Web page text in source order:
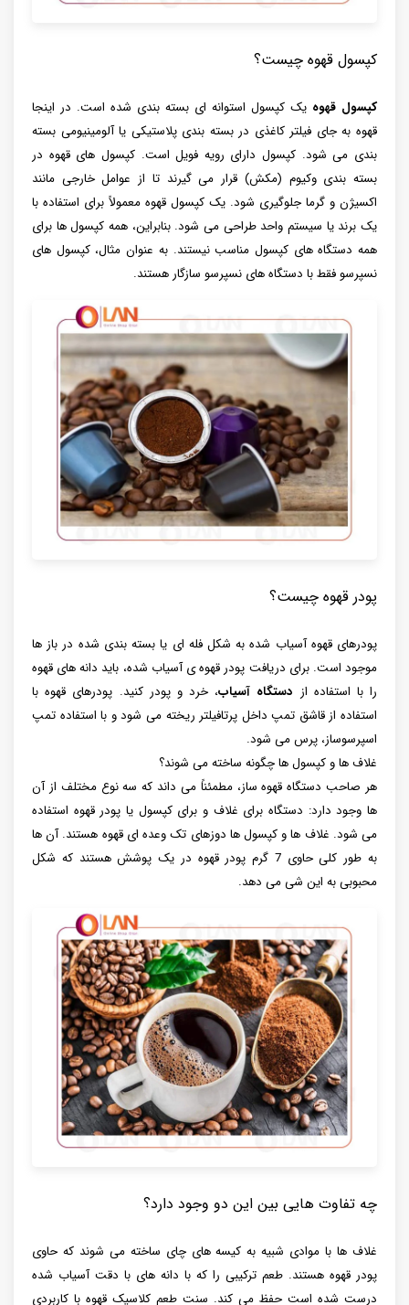
کپسول قهوه چیست؟
کپسول قهوه یک کپسول استوانه ای بسته بندی شده است. در اینجا
قهوه به جای فیلتر کاغذی در بسته بندی پلاستیکی یا آلومینیومی بسته
بندی می شود. کپسول دارای رویه فویل است. کپسول های قهوه در
بسته بندی وکیوم (مکش) قرار می گیرند تا از عوامل خارجی مانند
اکسیژن و گرما جلوگیری شود. یک کپسول قهوه معمولاً برای استفاده با
یک برند یا سیستم واحد طراحی می شود. بنابراین، همه کپسول ها برای
همه دستگاه های کپسول مناسب نیستند. به عنوان مثال، کپسول های
نسپرسو فقط با دستگاه های نسپرسو سازگار هستند.
پودر قهوه چیست؟
پودرهای قهوه آسیاب شده به شکل فله ای یا بسته بندی شده در باز ها
موجود است. برای دریافت پودر قهوه ی آسیاب شده، باید دانه های قهوه
را با استفاده از دستگاه آسیاب، خرد و پودر کنید. پودرهای قهوه با
استفاده از قاشق تمپ داخل پرتافیلتر ریخته می شود و با استفاده تمپ
اسپرسوساز، پرس می شود.
غلاف ها و کپسول ها چگونه ساخته می شوند؟
هر صاحب دستگاه قهوه ساز، مطمئناً می داند که سه نوع مختلف از آن
ها وجود دارد: دستگاه برای غلاف و برای کپسول یا پودر قهوه استفاده
می شود. غلاف ها و کپسول ها دوزهای تک وعده ای قهوه هستند. آن ها
به طور کلی حاوی 7 گرم پودر قهوه در یک پوشش هستند که شکل
محبوبی به این شی می دهد.
چه تفاوت هایی بین این دو وجود دارد؟
غلاف ها با موادی شبیه به کیسه های چای ساخته می شوند که حاوی
پودر قهوه هستند. طعم ترکیبی را که با دانه‌ های با دقت آسیاب شده
درست شده است حفظ می ‌کند. سنت طعم کلاسیک قهوه با کاربردی